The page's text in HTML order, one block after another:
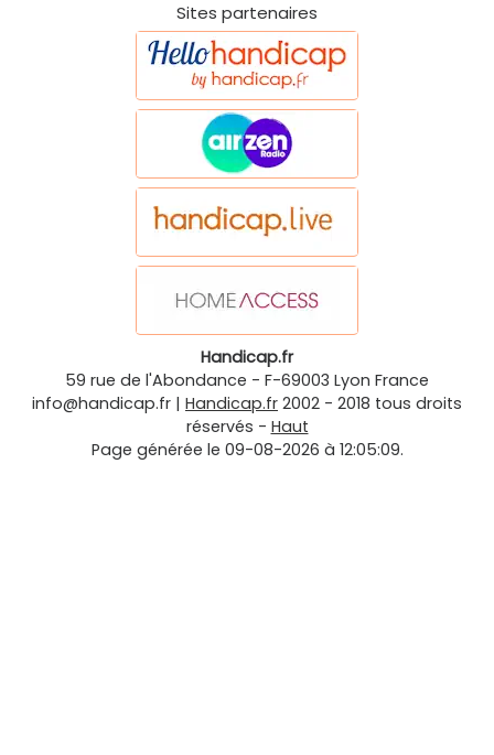
Sites partenaires
Handicap.fr
59 rue de l'Abondance - F-69003 Lyon France
info@handicap.fr | Handicap.fr 2002 - 2018 tous droits
réservés - Haut
Page générée le 09-08-2026 à 12:05:09.